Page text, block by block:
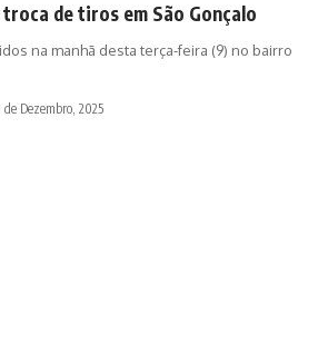
de tiros em São Gonçalo
na manhã desta terça-feira (9) no bairro
de Dezembro, 2025